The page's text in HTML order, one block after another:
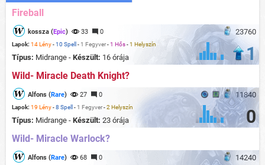
Fireball
23760
kossza (Epic) 33 0
Lapok: 14 Lény-10 Spell - 1 Fegyver-1 Hős-1 Helyszín
Típus: Midrange - Készült: 16 órája 1
Wild- Miracle Death Knight?
11840
Alfons (Rare) 27 0
Lapok: 19 Lény-8 Spell - 1 Fegyver-2 Helyszín
Típus: Midrange - Készült: 23 órája 0
Wild- Miracle Warlock?
14240
Alfons (Rare) 68 0